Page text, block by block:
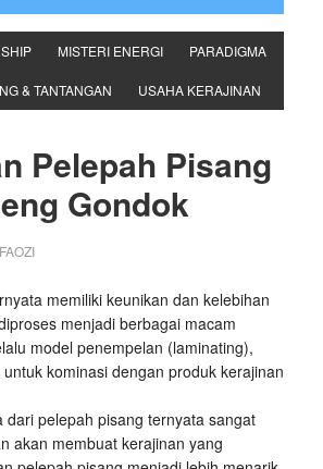
MISTERI ENERGI PARADIGMA
& TANTANGAN USAHA KERAJINAN
Pelepah Pisang
Gondok
memiliki keunikan dan kelebihan
menjadi berbagai macam
model penempelan (laminating),
kominasi dengan produk kerajinan
dari pelepah pisang ternyata sangat
akan membuat kerajinan yang